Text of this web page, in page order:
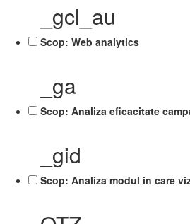
_gcl_au
Scop: Web analytics
_ga
Scop: Analiza eficacitate
_gid
Scop: Analiza modul in care